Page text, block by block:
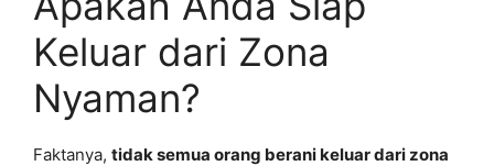
Keluar dari Zona
Nyaman?
Faktanya, tidak semua orang berani keluar dari zona